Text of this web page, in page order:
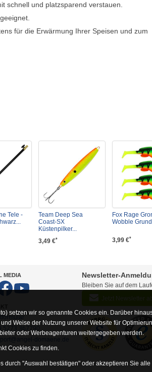
schnell und platzsparend verstauen.
für die Erwärmung Ihrer Speisen und zum
Tele -
Team Deep Sea
Coast-SX
Küstenpilker...
3,49 €*
Fox Rage
Wobble
3,99 €*
MEDIA Newsletter-
Bleiben Sie auf dem
Jetzt Newsletter
setzen wir so genannte Cookies ein. Darüber
Weise der Nutzung unserer Website für
oder Werbeagenturen weitergegeben werden.
Cookies zu finden.
"Auswahl bestätigen" oder akzeptieren Sie